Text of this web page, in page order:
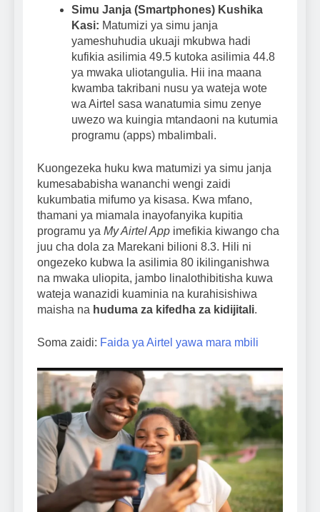
Simu Janja (Smartphones) Kushika
Kasi: Matumizi ya simu janja
yameshuhudia ukuaji mkubwa hadi
kufikia asilimia 49.5 kutoka asilimia 44.8
ya mwaka uliotangulia. Hii ina maana
kwamba takribani nusu ya wateja wote
wa Airtel sasa wanatumia simu zenye
uwezo wa kuingia mtandaoni na kutumia
programu (apps) mbalimbali.
Kuongezeka huku kwa matumizi ya simu janja
kumesababisha wananchi wengi zaidi
kukumbatia mifumo ya kisasa. Kwa mfano,
thamani ya miamala inayofanyika kupitia
programu ya My Airtel App imefikia kiwango cha
juu cha dola za Marekani bilioni 8.3. Hili ni
ongezeko kubwa la asilimia 80 ikilinganishwa
na mwaka uliopita, jambo linalothibitisha kuwa
wateja wanazidi kuaminia na kurahisishiwa
maisha na huduma za kifedha za kidijitali.
Soma zaidi: Faida ya Airtel yawa mara mbili